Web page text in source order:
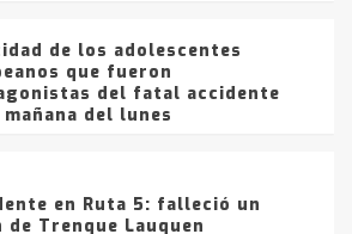
de los adolescentes
que fueron
del fatal accidente
del lunes
en Ruta 5: falleció un
de Trenque Lauquen